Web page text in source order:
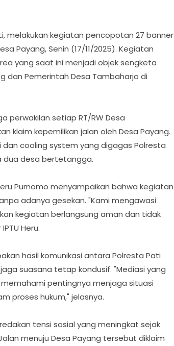
melakukan kegiatan pencopotan 27 banner
Payang, Senin (17/11/2025). Kegiatan
yang saat ini menjadi objek sengketa
dan Pemerintah Desa Tambaharjo di
perwakilan setiap RT/RW Desa
klaim kepemilikan jalan oleh Desa Payang.
cooling system yang digagas Polresta
dua desa bertetangga.
Purnomo menyampaikan bahwa kegiatan
adanya gesekan. "Kami mengawasi
kegiatan berlangsung aman dan tidak
Heru.
hasil komunikasi antara Polresta Pati
suasana tetap kondusif. "Mediasi yang
pentingnya menjaga situasi
proses hukum," jelasnya.
tensi sosial yang meningkat sejak
menuju Desa Payang tersebut diklaim